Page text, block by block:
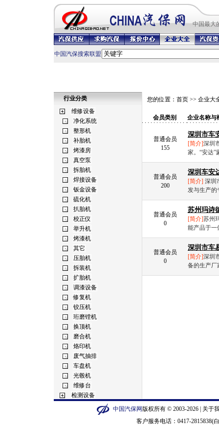
中国最大
中国汽保搜索联盟
行业分类 您的位置： 首页 >> 企业大
会员类别 企业名称与
普通会员
155
深圳市车
[简介]深圳
家。“安达”
普通会员
200
深圳车安
[简介] 深圳
发与生产的
普通会员
0
苏州玛诗
[简介]苏州
能产品于一
普通会员
0
深圳市车
[简介]深圳
备的生产厂
中国汽保网版权所有 © 2003-2026 | 关于
客户服务电话：0417-